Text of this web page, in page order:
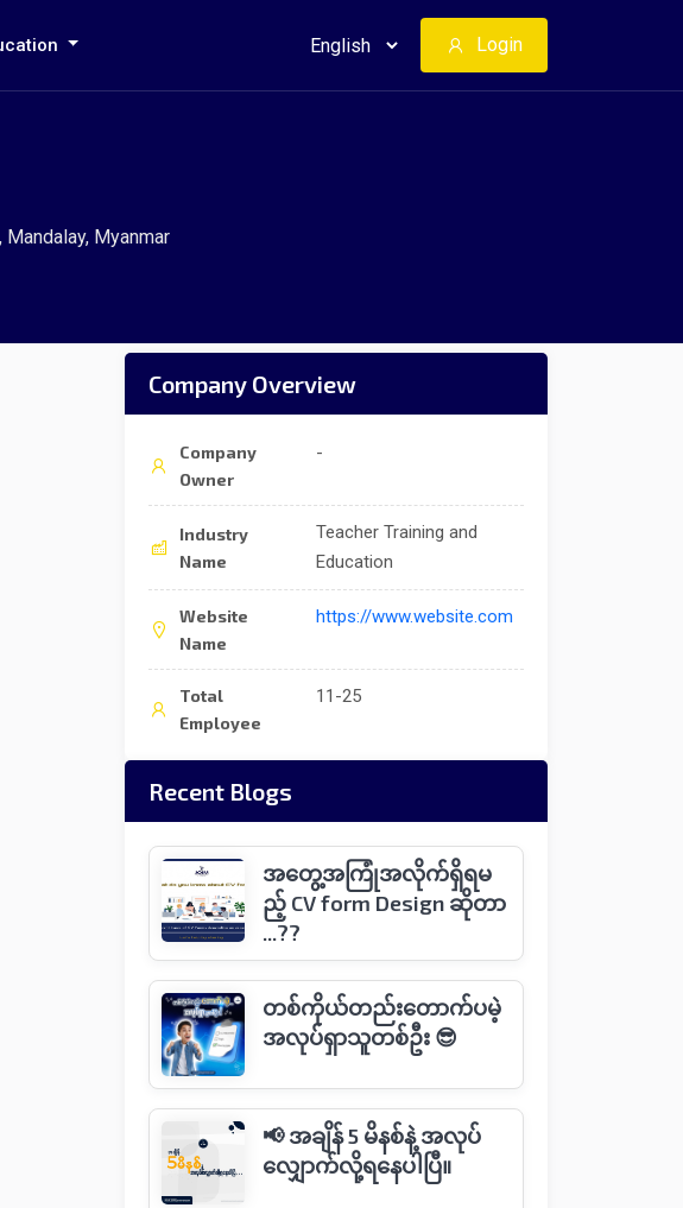
Login
Myanmar
Company Overview
Company
Owner
-
Industry
Name
Teacher Training and
Education
Website
Name
https://www.website.com
Total
Employee
11-25
Recent Blogs
အတွေ့အကြုံအလိုက်ရှိရမ
ည့် CV form Design ဆိုတာ
...??
တစ်ကိုယ်တည်းတောက်ပမဲ့
အလုပ်ရှာသူတစ်ဦး 😎
📢 အချိန် 5 မိနစ်နဲ့ အလုပ်
လျှောက်လို့ရနေပါပြီ။